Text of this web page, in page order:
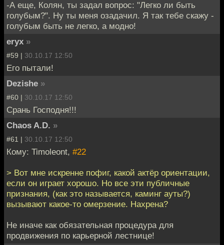
-А еще, Колян, ты задал вопрос: "Легко ли быть
голубым?". Ну ты меня озадачил. Я так тебе скажу -
голубым быть не легко, а модно!
eryx »
#59 | 30.10.17 12:50
Его пытали!
Dezishe »
#60 | 30.10.17 12:50
Срань Господня!!!
Chaos A.D. »
#61 | 30.10.17 12:50
Кому: Timoleont, #22
> Вот мне искренне пофиг, какой актёр ориентации,
если он играет хорошо. Но все эти публичные
признания, (как это называется, каминг ауты?)
вызывают какое-то омерзение. Нахрена?
Не иначе как обязательная процедура для
продвижения по карьерной лестнице!